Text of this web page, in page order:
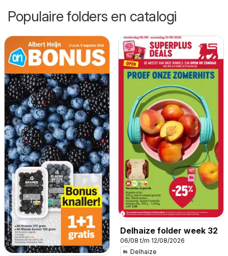
Populaire folders en catalogi
Delhaize folder week 32
06/08 t/m 12/08/2026
Delhaize